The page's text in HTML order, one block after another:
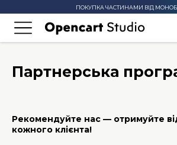
ПОКУПКА ЧАСТИНАМИ ВІД
Партнерська
Рекомендуйте нас — отримуйте
кожного клієнта!